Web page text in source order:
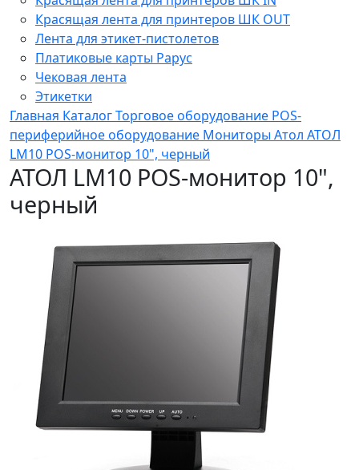
Красящая лента для принтеров ШК OUT
Лента для этикет-пистолетов
Платиковые карты Рарус
Чековая лента
Этикетки
Главная КаталогТорговое оборудование POS-
периферийное оборудование Мониторы Атол АТОЛ
LM10 POS-монитор 10", черный
АТОЛ LM10 POS-монитор 10",
черный